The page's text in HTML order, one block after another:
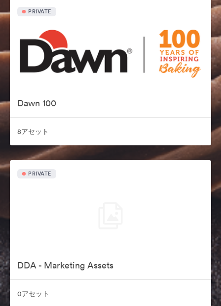
PRIVATE
Dawn 100
8アセット
PRIVATE
DDA - Marketing Assets
0アセット